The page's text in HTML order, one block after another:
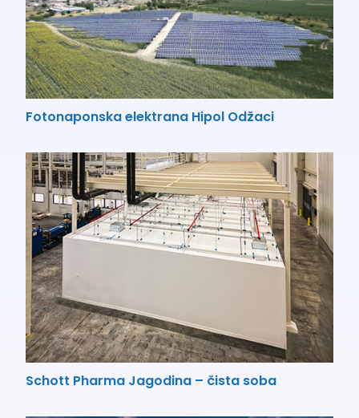
Fotonaponska elektrana Hipol Odžaci
Schott Pharma Jagodina – čista soba